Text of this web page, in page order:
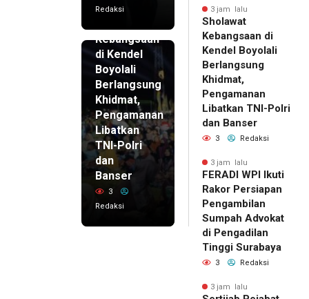
Redaksi
3 jam lalu
Kebangsaan
di Kendel
Boyolali
Berlangsung
Khidmat,
Pengamanan
Libatkan
TNI-Polri
dan
Banser
3
Redaksi
3 jam lalu
Sholawat
Kebangsaan di
Kendel Boyolali
Berlangsung
Khidmat,
Pengamanan
Libatkan TNI-Polri
dan Banser
3 Redaksi
3 jam lalu
FERADI WPI Ikuti
Rakor Persiapan
Pengambilan
Sumpah Advokat
di Pengadilan
Tinggi Surabaya
3 Redaksi
3 jam lalu